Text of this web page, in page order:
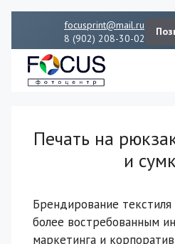
содержимому
focusprint@mail.ru
8 (902) 208-30-02
Печать на
и
Брендирование текстиля
более востребованным
маркетинга и